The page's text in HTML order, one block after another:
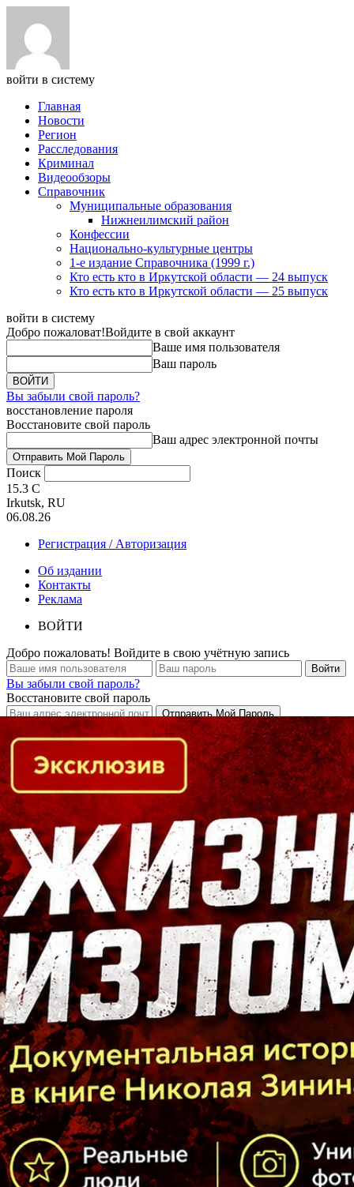
войти в систему
Главная
Новости
Регион
Расследования
Криминал
Видеообзоры
Справочник
Муниципальные образования
Нижнеилимский район
Конфессии
Национально-культурные центры
1-е издание Справочника (1999 г.)
Кто есть кто в Иркутской области — 24 выпуск
Кто есть кто в Иркутской области — 25 выпуск
войти в систему
Добро пожаловат!Войдите в свой аккаунт
Ваше имя пользователя
Ваш пароль
Вы забыли свой пароль?
восстановление пароля
Восстановите свой пароль
Ваш адрес электронной почты
Поиск
15.3 C
Irkutsk, RU
06.08.26
Регистрация / Авторизация
Об издании
Контакты
Реклама
ВОЙТИ
Добро пожаловать! Войдите в свою учётную запись
Вы забыли свой пароль?
Восстановите свой пароль
Кто есть кто в Байкальском регионе